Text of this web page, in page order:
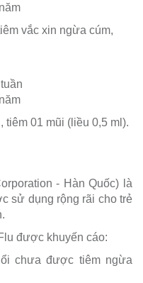
vắc xin ngừa cúm,
01 mũi (liều 0,5 ml).
- Hàn Quốc) là
sử dụng rộng rãi cho trẻ
được khuyến cáo:
chưa được tiêm ngừa